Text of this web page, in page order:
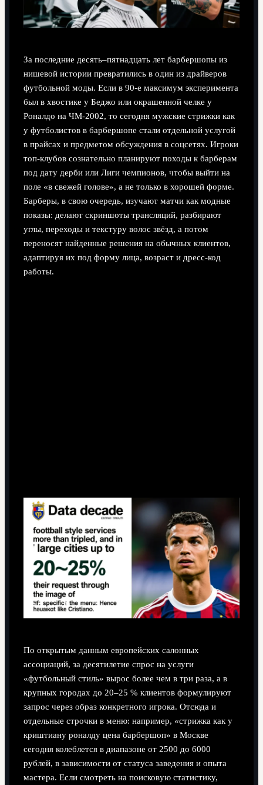
За последние десять–пятнадцать лет барбершопы из
нишевой истории превратились в один из драйверов
футбольной моды. Если в 90‑е максимум эксперимента
был в хвостике у Беджо или окрашенной челке у
Роналдо на ЧМ‑2002, то сегодня мужские стрижки как
у футболистов в барбершопе стали отдельной услугой
в прайсах и предметом обсуждения в соцсетях. Игроки
топ‑клубов сознательно планируют походы к барберам
под дату дерби или Лиги чемпионов, чтобы выйти на
поле «в свежей голове», а не только в хорошей форме.
Барберы, в свою очередь, изучают матчи как модные
показы: делают скриншоты трансляций, разбирают
углы, переходы и текстуру волос звёзд, а потом
переносят найденные решения на обычных клиентов,
адаптируя их под форму лица, возраст и дресс‑код
работы.
По открытым данным европейских салонных
ассоциаций, за десятилетие спрос на услуги
«футбольный стиль» вырос более чем в три раза, а в
крупных городах до 20–25 % клиентов формулируют
запрос через образ конкретного игрока. Отсюда и
отдельные строчки в меню: например, «стрижка как у
криштиану роналду цена барбершоп» в Москве
сегодня колеблется в диапазоне от 2500 до 6000
рублей, в зависимости от статуса заведения и опыта
мастера. Если смотреть на поисковую статистику,